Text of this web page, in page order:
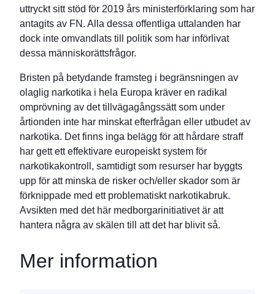
uttryckt sitt stöd för 2019 års ministerförklaring som har
antagits av FN. Alla dessa offentliga uttalanden har
dock inte omvandlats till politik som har införlivat
dessa människorättsfrågor.
Bristen på betydande framsteg i begränsningen av
olaglig narkotika i hela Europa kräver en radikal
omprövning av det tillvägagångssätt som under
årtionden inte har minskat efterfrågan eller utbudet av
narkotika. Det finns inga belägg för att hårdare straff
har gett ett effektivare europeiskt system för
narkotikakontroll, samtidigt som resurser har byggts
upp för att minska de risker och/eller skador som är
förknippade med ett problematiskt narkotikabruk.
Avsikten med det här medborgarinitiativet är att
hantera några av skälen till att det har blivit så.
Mer information